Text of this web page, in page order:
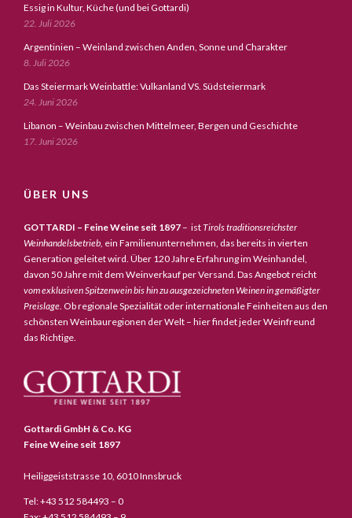
Essig in Kultur, Küche (und bei Gottardi)
22. Juli 2026
Argentinien – Weinland zwischen Anden, Sonne und Charakter
8. Juli 2026
Das Steiermark Weinbattle: Vulkanland VS. Südsteiermark
24. Juni 2026
Libanon – Weinbau zwischen Mittelmeer, Bergen und Geschichte
17. Juni 2026
ÜBER UNS
GOTTARDI – Feine Weine seit 1897 – istTirols traditionsreichster
Weinhandelsbetrieb, ein Familienunternehmen, das bereits in vierten
Generation geleitet wird. Über 120 Jahre Erfahrung im Weinhandel,
davon 50 Jahre mit dem Weinverkauf per Versand. Das Angebot reicht
vom exklusiven Spitzenwein bis hin zu ausgezeichneten Weinen in gemäßigter
Preislage . Ob regionale Spezialität oder internationale Feinheiten aus den
schönsten Weinbauregionen der Welt – hier findet jeder Weinfreund
das Richtige.
Gottardi GmbH & Co. KG
Feine Weine seit 1897
Heiliggeiststrasse 10, 6010 Innsbruck
Tel: +43 512 584493 – 0